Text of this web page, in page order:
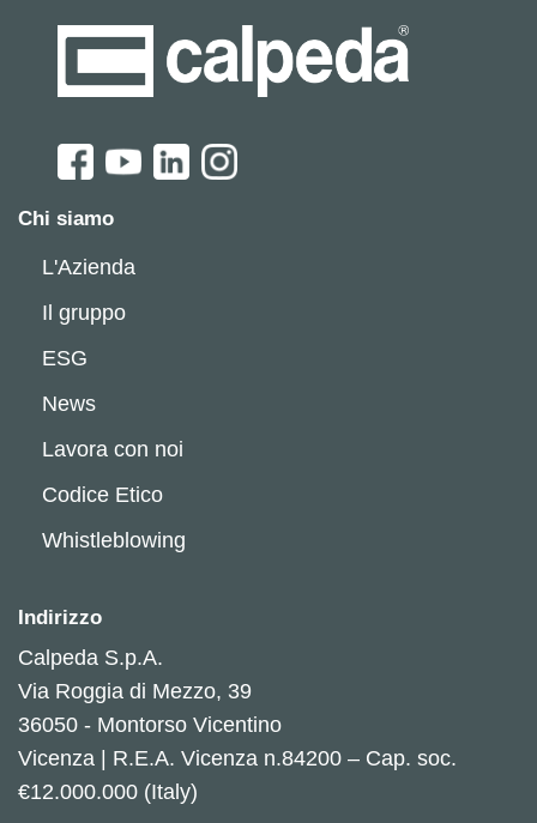
Chi siamo
L'Azienda
Il gruppo
ESG
News
Lavora con noi
Codice Etico
Whistleblowing
Indirizzo
Calpeda S.p.A.
Via Roggia di Mezzo, 39
36050 - Montorso Vicentino
Vicenza | R.E.A. Vicenza n.84200 – Cap. soc.
€12.000.000 (Italy)